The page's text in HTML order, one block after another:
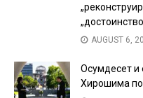
AUGUST 6,
Осумдесет и
Хирошима